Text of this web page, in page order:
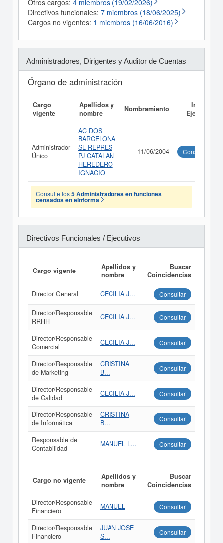
Otros cargos: 4 miembros (19/02/2026)
Directivos funcionales: 7 miembros (18/06/2025)
Cargos no vigentes: 1 miembros (16/06/2016)
Administradores, Dirigentes y Auditor de Cuentas
Órgano de administración
Cargo
vigente
Apellidos y
nombre
Nombramiento
Informe
Ejecutivo
Administrador
Único
AC DOS
BARCELONA
SL REPRES
PJ CATALAN
HEREDERO
IGNACIO
11/06/2004 Consultar
Consulte los5 Administradores en funciones
censados en eInforma
Directivos Funcionales / Ejecutivos
Cargo vigente
Apellidos y
nombre
Buscar
Coincidencias
Director General CECILIA J... Consultar
Director/Responsable
RRHH
CECILIA J... Consultar
Director/Responsable
Comercial
CECILIA J... Consultar
Director/Responsable
de Marketing
CRISTINA
B...
Consultar
Director/Responsable
de Calidad
CECILIA J... Consultar
Director/Responsable
de Informática
CRISTINA
B...
Consultar
Responsable de
Contabilidad
MANUEL L... Consultar
Cargo no vigente
Apellidos y
nombre
Buscar
Coincidencias
Director/Responsable
Financiero
MANUEL Consultar
Director/Responsable
Financiero
JUAN JOSE
S...
Consultar